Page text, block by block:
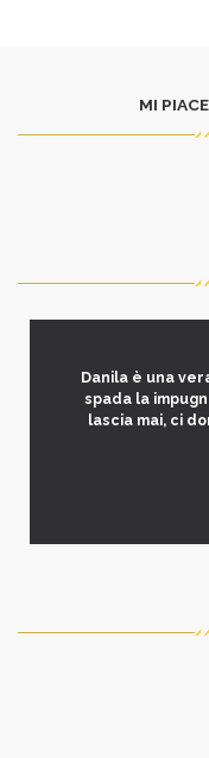
MI
Danila è una
spada la
lascia mai, ci